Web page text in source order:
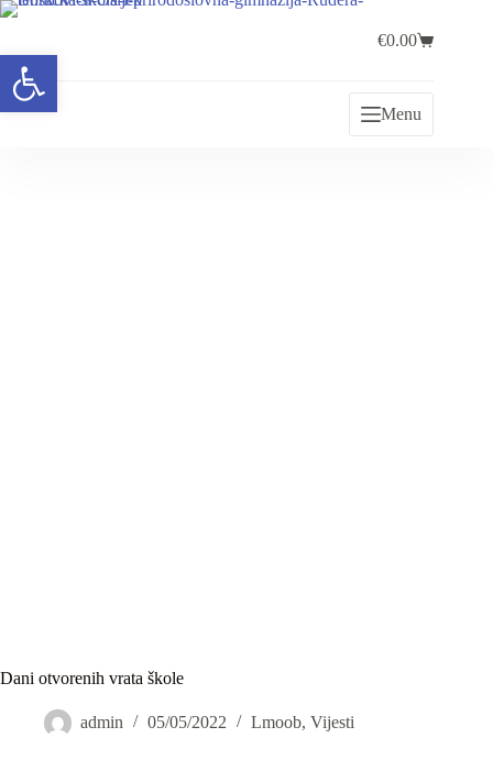
€0.00
Menu
Dani otvorenih vrata škole
admin 05/05/2022 Lmoob, Vijesti
Open toolbar